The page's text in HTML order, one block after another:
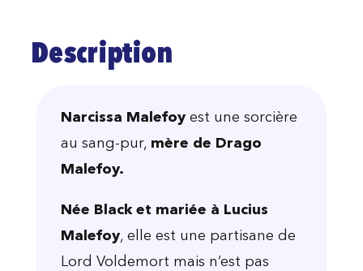
Description
Narcissa Malefoy est une sorcière
au sang-pur, mère de Drago
Malefoy.
Née Black et mariée à Lucius
Malefoy, elle est une partisane de
Lord Voldemort mais n’est pas